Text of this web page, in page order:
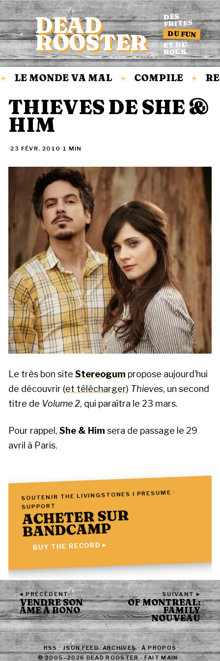
Accueil
DEAD
ROOSTER
DES
FRITES
DU FUN
ET DU
ROCK
LE MONDE VA MAL COMPILE
THIEVES DE SHE &
HIM
·23 FÉVR. 2010 · 1 MIN
Le très bon site Stereogum propose aujourd’hui
de découvrir (et télécharger) Thieves, un second
titre de Volume 2, qui paraîtra le 23 mars.
Pour rappel, She & Him sera de passage le 29
avril à Paris.
SOUTENIR THE LIVINGSTONES I PRESUME ·
SUPPORT
ACHETER SUR
BANDCAMP
BUY THE RECORD ▸
◂ PRÉCÉDENT
VENDRE SON
ÂME À BONO
SUIVANT ▸
OF MONTREAL:
FAMILY
NOUVEAU
RSS·JSON FEED·ARCHIVES·À PROPOS
© 2005–2026 DEAD ROOSTER · FAIT MAIN ·